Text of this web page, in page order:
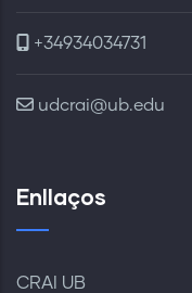
+34934034731
udcrai@ub.edu
Enllaços
CRAI UB